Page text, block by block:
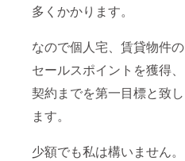
多くかかります。
なので個人宅、賃貸物件の
セールスポイントを獲得、
契約までを第一目標と致し
ます。
少額でも私は構いません。